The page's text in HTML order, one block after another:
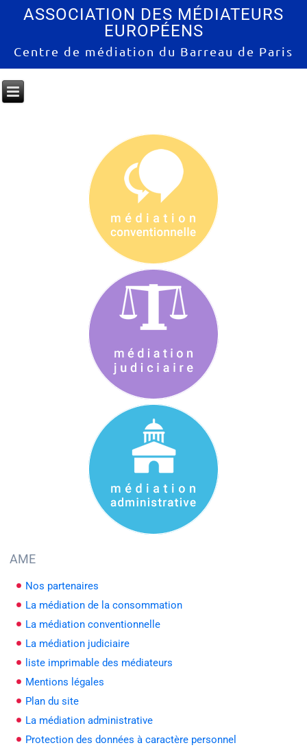
ASSOCIATION DES MÉDIATEURS
EUROPÉENS
Centre de médiation du Barreau de Paris
AME
Nos partenaires
La médiation de la consommation
La médiation conventionnelle
La médiation judiciaire
liste imprimable des médiateurs
Mentions légales
Plan du site
La médiation administrative
Protection des données à caractère personnel